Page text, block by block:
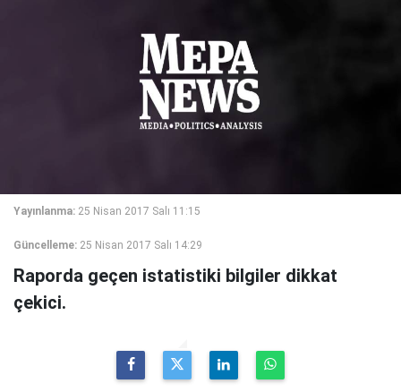
Yayınlanma: 25 Nisan 2017 Salı 11:15
Güncelleme: 25 Nisan 2017 Salı 14:29
Raporda geçen istatistiki bilgiler dikkat
çekici.